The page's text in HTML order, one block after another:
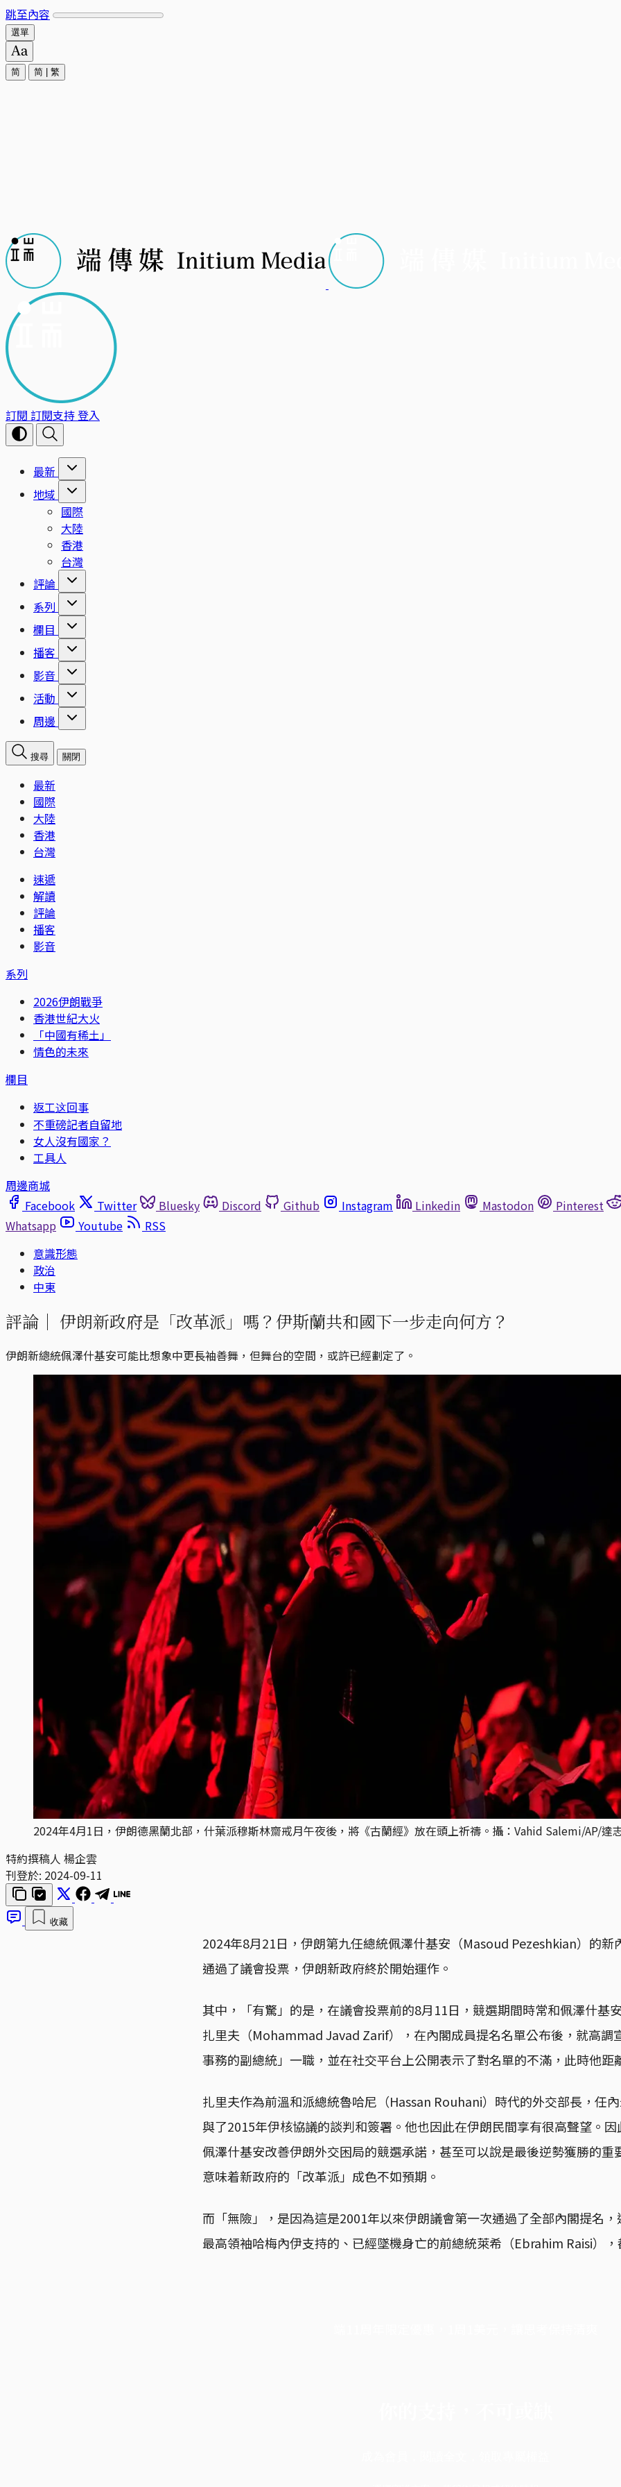
跳至內容
選單
简 简 繁
訂閱 訂閱支持登入
最新
地域
國際
大陸
香港
台灣
評論
系列
欄目
播客
影音
活動
周邊
搜尋 關閉
最新
國際
大陸
香港
台灣
速遞
解讀
評論
播客
影音
系列
2026伊朗戰爭
香港世紀大火
「中國有稀土」
情色的未來
欄目
返工这回事
不重磅記者自留地
女人沒有國家？
工具人
周邊商城
Facebook
Twitter Bluesky Discord Github Instagram Linkedin Mastodon
Pinterest
Whatsapp
Youtube
RSS
意識形態
政治
中東
評論｜ 伊朗新政府是「改革派」嗎？伊斯蘭共和國下一步走向何方？
伊朗新總統佩澤什基安可能比想象中更長袖善舞，但舞台的空間，或許已經劃定了。
2024年4月1日，伊朗德黑蘭北部，什葉派穆斯林齋戒月午夜後，將《古蘭經》放在頭上祈禱。攝：Vahid Salemi/AP/達
特約撰稿人 楊企雲
刊登於: 2024-09-11
收藏
2024年8月21日，伊朗第九任總統佩澤什基安（Masoud Pezeshkian）的新
通過了議會投票，伊朗新政府終於開始運作。
其中，「有驚」的是，在議會投票前的8月11日，競選期間時常和佩澤什基
扎里夫（Mohammad Javad Zarif），在內閣成員提名名單公布後，就高調
事務的副總統」一職，並在社交平台上公開表示了對名單的不滿，此時他距
扎里夫作為前溫和派總統魯哈尼（Hassan Rouhani）時代的外交部長，任
與了2015年伊核協議的談判和簽署。他也因此在伊朗民間享有很高聲望。
佩澤什基安改善伊朗外交困局的競選承諾，甚至可以說是最後逆勢獲勝的重
意味着新政府的「改革派」成色不如預期。
而「無險」，是因為這是2001年以來伊朗議會第一次通過了全部內閣提名
最高領袖哈梅內伊支持的、已經墜機身亡的前總統萊希（Ebrahim Raisi）